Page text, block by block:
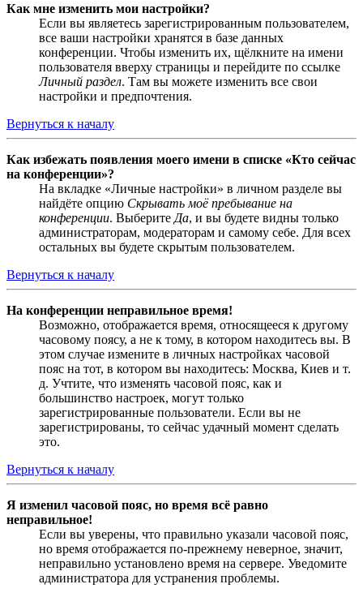
Как мне изменить мои настройки?
Если вы являетесь зарегистрированным пользователем,
все ваши настройки хранятся в базе данных
конференции. Чтобы изменить их, щёлкните на имени
пользователя вверху страницы и перейдите по ссылке
Личный раздел. Там вы можете изменить все свои
настройки и предпочтения.
Вернуться к началу
Как избежать появления моего имени в списке «Кто сейчас
на конференции»?
На вкладке «Личные настройки» в личном разделе вы
найдёте опцию Скрывать моё пребывание на
конференции. Выберите Да, и вы будете видны только
администраторам, модераторам и самому себе. Для всех
остальных вы будете скрытым пользователем.
Вернуться к началу
На конференции неправильное время!
Возможно, отображается время, относящееся к другому
часовому поясу, а не к тому, в котором находитесь вы. В
этом случае измените в личных настройках часовой
пояс на тот, в котором вы находитесь: Москва, Киев и т.
д. Учтите, что изменять часовой пояс, как и
большинство настроек, могут только
зарегистрированные пользователи. Если вы не
зарегистрированы, то сейчас удачный момент сделать
это.
Вернуться к началу
Я изменил часовой пояс, но время всё равно
неправильное!
Если вы уверены, что правильно указали часовой пояс,
но время отображается по-прежнему неверное, значит,
неправильно установлено время на сервере. Уведомите
администратора для устранения проблемы.